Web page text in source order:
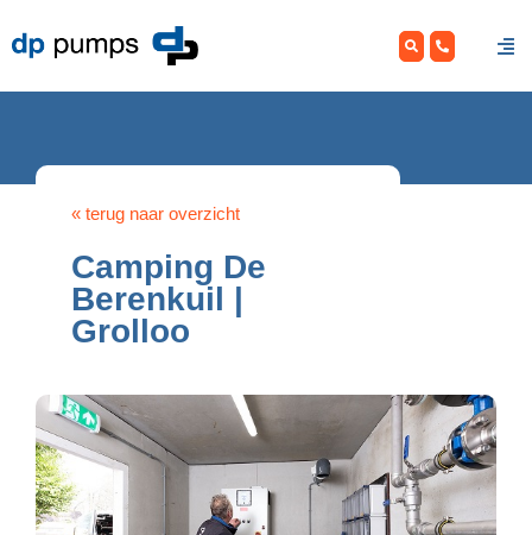
to
content
« terug naar overzicht
Camping De
Berenkuil |
Grolloo